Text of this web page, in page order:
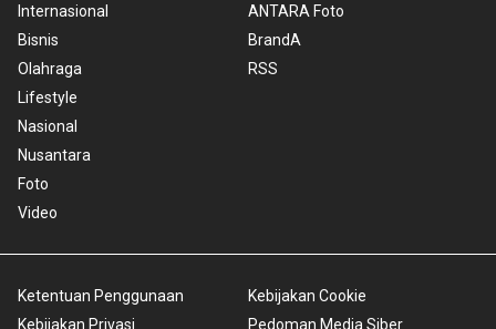
Internasional
Bisnis
Olahraga
Lifestyle
Nasional
Nusantara
Foto
Video
ANTARA Foto
BrandA
RSS
Ketentuan Penggunaan
Kebijakan Privasi
Kebijakan Cookie
Pedoman Media Siber